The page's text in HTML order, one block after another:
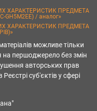
ХАРАКТЕРИСТИК ПРЕДМЕТА
GH5M2EE) / аналог»
ХАРАКТЕРИСТИК ПРЕДМЕТА
можливе тільки
першоджерело без змін
авторських прав
суб'єктів у сфері